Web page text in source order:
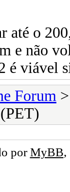
até o
e não
é viável
Forum
porMyBB,